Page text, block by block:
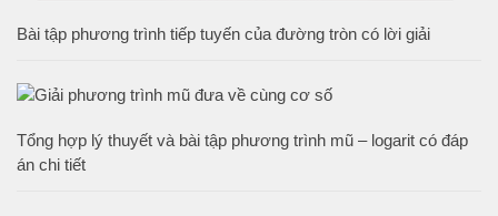
Bài tập phương trình tiếp tuyến của đường tròn có lời giải
Tổng hợp lý thuyết và bài tập phương trình mũ – logarit có đáp
án chi tiết